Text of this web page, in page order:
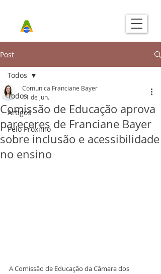
Post
Todos
Artigos
Pelo Próximo
Todos
Comissão de Educação aprova
pareceres de Franciane Bayer
sobre inclusão e acessibilidade
no ensino
Comunica Franciane Bayer
11 de jun.
A Comissão de Educação da Câmara dos